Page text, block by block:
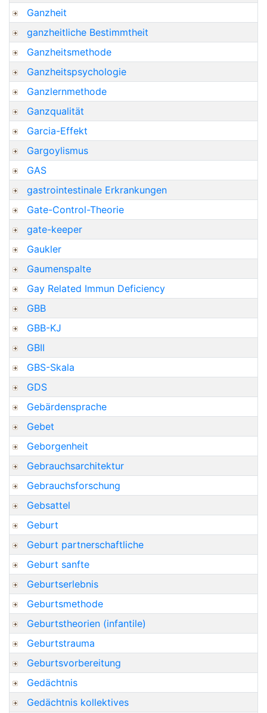
Ganzheit
ganzheitliche Bestimmtheit
Ganzheitsmethode
Ganzheitspsychologie
Ganzlernmethode
Ganzqualität
Garcia-Effekt
Gargoylismus
GAS
gastrointestinale Erkrankungen
Gate-Control-Theorie
gate-keeper
Gaukler
Gaumenspalte
Gay Related Immun Deficiency
GBB
GBB-KJ
GBII
GBS-Skala
GDS
Gebärdensprache
Gebet
Geborgenheit
Gebrauchsarchitektur
Gebrauchsforschung
Gebsattel
Geburt
Geburt partnerschaftliche
Geburt sanfte
Geburtserlebnis
Geburtsmethode
Geburtstheorien (infantile)
Geburtstrauma
Geburtsvorbereitung
Gedächtnis
Gedächtnis kollektives